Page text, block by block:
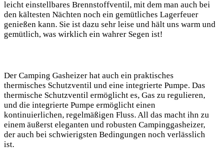
leicht einstellbares Brennstoffventil, mit dem man auch bei
den kältesten Nächten noch ein gemütliches Lagerfeuer
genießen kann. Sie ist dazu sehr leise und hält uns warm und
gemütlich, was wirklich ein wahrer Segen ist!
Der Camping Gasheizer hat auch ein praktisches
thermisches Schutzventil und eine integrierte Pumpe. Das
thermische Schutzventil ermöglicht es, Gas zu regulieren,
und die integrierte Pumpe ermöglicht einen
kontinuierlichen, regelmäßigen Fluss. All das macht ihn zu
einem äußerst eleganten und robusten Campinggasheizer,
der auch bei schwierigsten Bedingungen noch verlässlich
ist.